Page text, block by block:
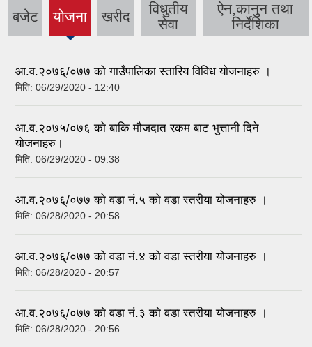
बजेट योजना
(active
tab)
खरीद
विधुतीय
सेवा
ऐन,कानुन तथा
निर्देशिका
आ.व.२०७६्/०७७ को गाउँपालिका स्तारिय विविध योजनाहरु ।
मिति: 06/29/2020 - 12:40
आ.व.२०७५/०७६ को बाकि मौजदात रकम बाट भुत्तानी दिने
योजनाहरु।
मिति: 06/29/2020 - 09:38
आ.व.२०७६्/०७७ को वडा नं.५ को वडा स्तरीया योजनाहरु ।
मिति: 06/28/2020 - 20:58
आ.व.२०७६्/०७७ को वडा नं.४ को वडा स्तरीया योजनाहरु ।
मिति: 06/28/2020 - 20:57
आ.व.२०७६्/०७७ को वडा नं.३ को वडा स्तरीया योजनाहरु ।
मिति: 06/28/2020 - 20:56